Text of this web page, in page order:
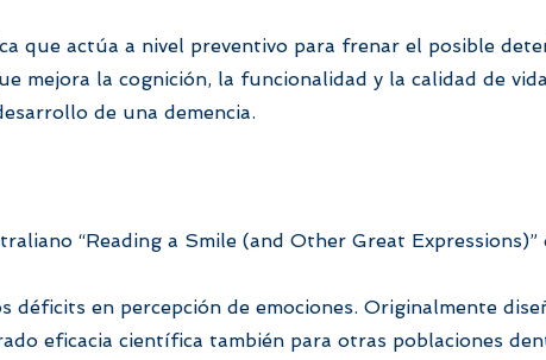
que actúa a nivel preventivo para frenar el posible
mejora la cognición, la funcionalidad y la calidad de
de una demencia.
“Reading a Smile (and Other Great Expressions)”
en percepción de emociones. Originalmente
eficacia científica también para otras poblaciones